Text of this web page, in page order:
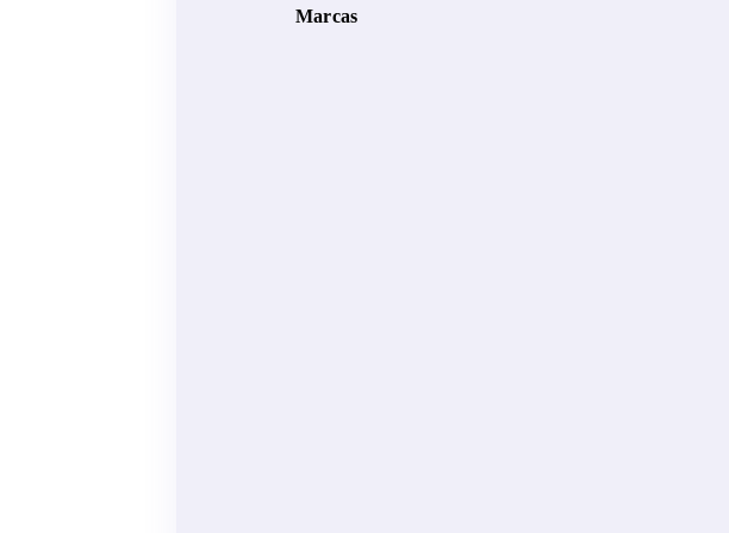
Marcas